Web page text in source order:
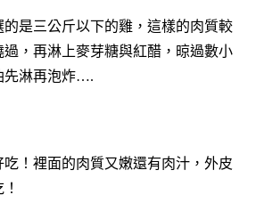
是三公斤以下的雞，這樣的肉質較
，再淋上麥芽糖與紅醋，晾過數小
先淋再泡炸….
！裡面的肉質又嫩還有肉汁，外皮